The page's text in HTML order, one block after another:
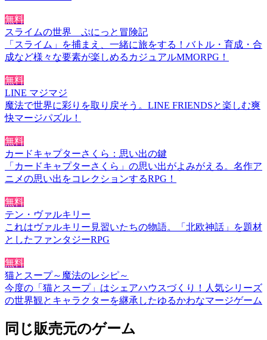
無料
スライムの世界 ぷにっと冒険記
「スライム」を捕まえ、一緒に旅をする！バトル・育成・合
成など様々な要素が楽しめるカジュアルMMORPG！
無料
LINE マジマジ
魔法で世界に彩りを取り戻そう。LINE FRIENDSと楽しむ爽
快マージパズル！
無料
カードキャプターさくら：思い出の鍵
「カードキャプターさくら」の思い出がよみがえる。名作ア
ニメの思い出をコレクションするRPG！
無料
テン・ヴァルキリー
これはヴァルキリー見習いたちの物語。「北欧神話」を題材
としたファンタジーRPG
無料
猫とスープ～魔法のレシピ～
今度の「猫とスープ」はシェアハウスづくり！人気シリーズ
の世界観とキャラクターを継承したゆるかわなマージゲーム
同じ販売元のゲーム